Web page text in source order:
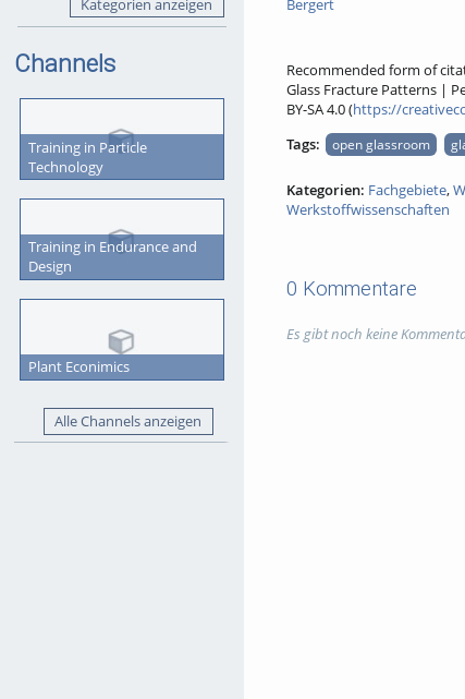
Channels
Training in Particle
Technology
Training in Endurance and
Design
Plant Econimics
Alle Channels anzeigen
Bergert
Recommended form of
Glass Fracture Patterns |
BY-SA 4.0 (https://
Tags:
open glassroom
Kategorien: Fachgebiete,
Werkstoffwissenschaften
0 Kommentare
Es gibt noch keine